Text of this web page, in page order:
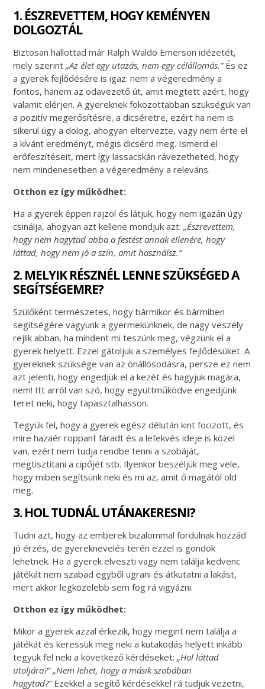
1. ÉSZREVETTEM, HOGY KEMÉNYEN
DOLGOZTÁL
Biztosan hallottad már Ralph Waldo Emerson idézetét,
mely szerint„Az élet egy utazás, nem egy célállomás.”És ez
a gyerek fejlődésére is igaz: nem a végeredmény a
fontos, hanem az odavezető út, amit megtett azért, hogy
valamit elérjen. A gyereknek fokozottabban szükségük van
a pozitív megerősítésre, a dicséretre, ezért ha nem is
sikerül úgy a dolog, ahogyan eltervezte, vagy nem érte el
a kívánt eredményt, mégis dicsérd meg. Ismerd el
erőfeszítéseit, mert így lassacskán rávezetheted, hogy
nem mindenesetben a végeredmény a releváns.
Otthon ez így működhet:
Ha a gyerek éppen rajzol és látjuk, hogy nem igazán úgy
csinálja, ahogyan azt kellene mondjuk azt:„Észrevettem,
hogy nem hagytad abba a festést annak ellenére, hogy
láttad, hogy nem jó a szín, amit használsz.”
2. MELYIK RÉSZNÉL LENNE SZÜKSÉGED A
SEGÍTSÉGEMRE?
Szülőként természetes, hogy bármikor és bármiben
segítségére vagyunk a gyermekünknek, de nagy veszély
rejlik abban, ha mindent mi teszünk meg, végzünk el a
gyerek helyett. Ezzel gátoljuk a személyes fejlődésüket. A
gyereknek szüksége van az önállósodásra, persze ez nem
azt jelenti, hogy engedjük el a kezét és hagyjuk magára,
nem! Itt arról van szó, hogy együttműködve engedjünk
teret neki, hogy tapasztalhasson.
Tegyük fel, hogy a gyerek egész délután kint focizott, és
mire hazaér roppant fáradt és a lefekvés ideje is közel
van, ezért nem tudja rendbe tenni a szobáját,
megtisztítani a cipőjét stb. Ilyenkor beszéljük meg vele,
hogy miben segítsünk neki és mi az, amit ő magától old
meg.
3. HOL TUDNÁL UTÁNAKERESNI?
Tudni azt, hogy az emberek bizalommal fordulnak hozzád
jó érzés, de gyereknevelés terén ezzel is gondok
lehetnek. Ha a gyerek elveszti vagy nem találja kedvenc
játékát nem szabad egyből ugrani és átkutatni a lakást,
mert akkor legközelebb sem fog rá vigyázni.
Otthon ez így működhet:
Mikor a gyerek azzal érkezik, hogy megint nem találja a
játékát és keressük meg neki a kutakodás helyett inkább
tegyük fel neki a következő kérdéseket:„Hol láttad
utoljára?” „Nem lehet, hogy a másik szobában
hagytad?”Ezekkel a segítő kérdésekkel rá tudjuk vezetni,